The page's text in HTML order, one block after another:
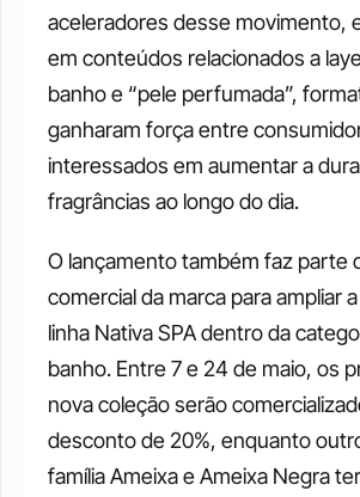
aceleradores desse movimento,
em conteúdos relacionados a
banho e “pele perfumada”,
ganharam força entre
interessados em aumentar a
fragrâncias ao longo do dia.
O lançamento também faz parte
comercial da marca para ampliar
linha Nativa SPA dentro da
banho. Entre 7 e 24 de maio, os
nova coleção serão
desconto de 20%, enquanto
família Ameixa e Ameixa Negra